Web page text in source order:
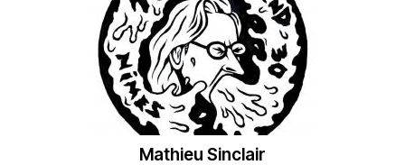
Mathieu Sinclair